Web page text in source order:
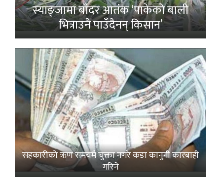
स्याङ्जामा बाँदर आतंक ‘पाकेको बाली
भित्राउनै पाउँदैनन् किसान’
सहकारीको ऋण समयमै चुक्ता नगरे कडा कानुनी कारबाही
गरिने